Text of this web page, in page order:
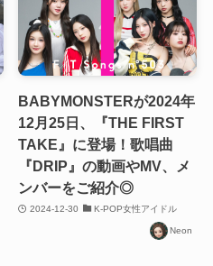
BABYMONSTERが2024年
12月25日、『THE FIRST
TAKE』に登場！歌唱曲
『DRIP』の動画やMV、メ
ンバーをご紹介◎
2024-12-30 K-POP女性アイドル
Neon